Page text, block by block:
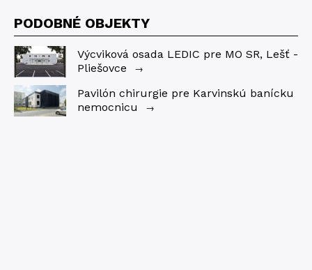
PODOBNÉ OBJEKTY
Výcviková osada LEDIC pre MO SR, Lešť -
Pliešovce
→
Pavilón chirurgie pre Karvinskú banícku
nemocnicu
→